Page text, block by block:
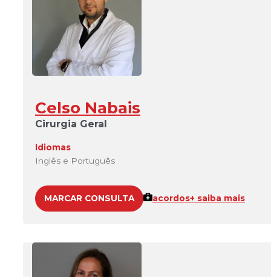
Celso Nabais
Cirurgia Geral
Idiomas
Inglês e Português
MARCAR CONSULTA acordos+ saiba mais